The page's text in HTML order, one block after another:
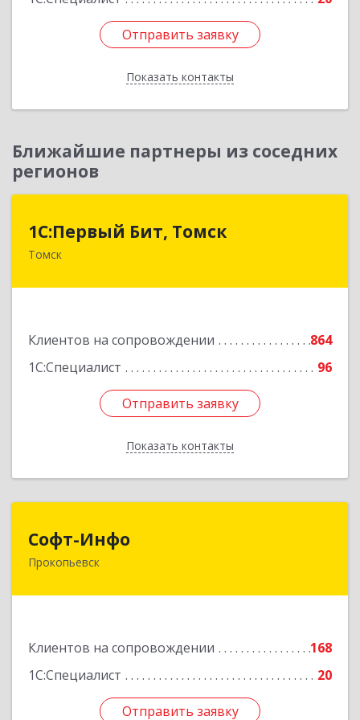
Отправить заявку
Показать контакты
Отправить заявку
Назад
Ближайшие партнеры из соседних
регионов
1С:Первый Бит, Томск
Томск
Клиентов на сопровождении
864
1С:Специалист
96
Отправить заявку
Показать контакты
634041, Томская обл, Томск г, Кирова пр-кт,
Отправить заявку
Назад
Софт-Инфо
Прокопьевск
Клиентов на сопровождении
168
1С:Специалист
20
Отправить заявку
653039, Кемеровская область - Кузбасс,
Подробнее
Отправить заявку